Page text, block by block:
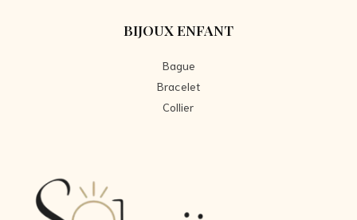
BIJOUX ENFANT
Bague
Bracelet
Collier